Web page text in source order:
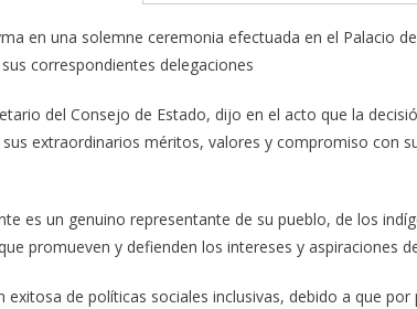
en una solemne ceremonia efectuada en el Palacio
correspondientes delegaciones
del Consejo de Estado, dijo en el acto que la
extraordinarios méritos, valores y compromiso con
es un genuino representante de su pueblo, de los
promueven y defienden los intereses y aspiraciones
exitosa de políticas sociales inclusivas, debido a que